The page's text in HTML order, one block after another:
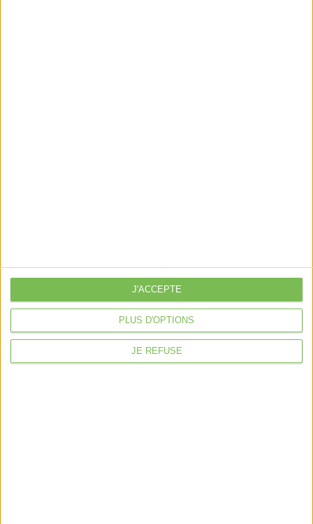
PLUS D'OPTIONS
JE REFUSE
J'ACCEPTE
je crée mon activité
libérale
Je gère mon activité
Je sécurise mon activité
À la une